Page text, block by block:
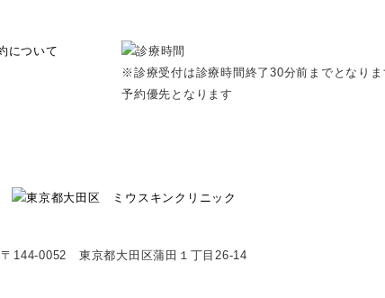
※診療受付は診療時間終了30分前までとなりま
予約優先となります
〒144-0052 東京都大田区蒲田１丁目26-14